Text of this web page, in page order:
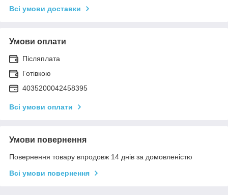
Всі умови доставки
Умови оплати
Післяплата
Готівкою
4035200042458395
Всі умови оплати
Умови повернення
Повернення товару впродовж 14 днів за домовленістю
Всі умови повернення